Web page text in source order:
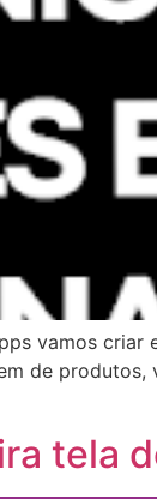
vamos criar
de
tela